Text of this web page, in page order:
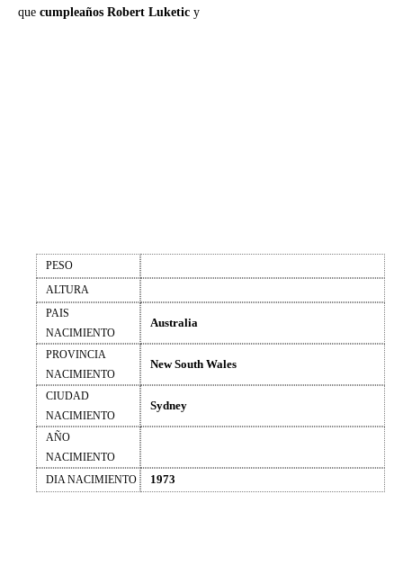
que cumpleaños Robert Luketic y
PESO
ALTURA
PAIS
NACIMIENTO
Australia
PROVINCIA
NACIMIENTO
New South Wales
CIUDAD
NACIMIENTO
Sydney
AÑO
NACIMIENTO
DIA NACIMIENTO
1973